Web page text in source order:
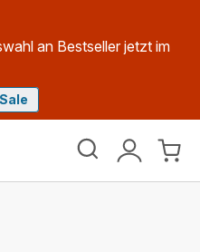
an Bestseller jetzt im
Mein
Mein